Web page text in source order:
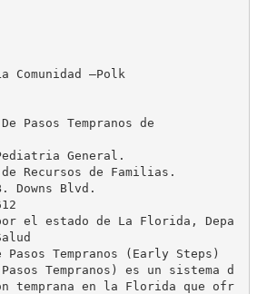
Comunidad –Polk
Pasos Tempranos de
General.
Recursos de Familias.
Downs Blvd.
el estado de La Florida, Depa
Pasos Tempranos (Early Steps)
Tempranos) es un sistema d
temprana en la Florida que ofr